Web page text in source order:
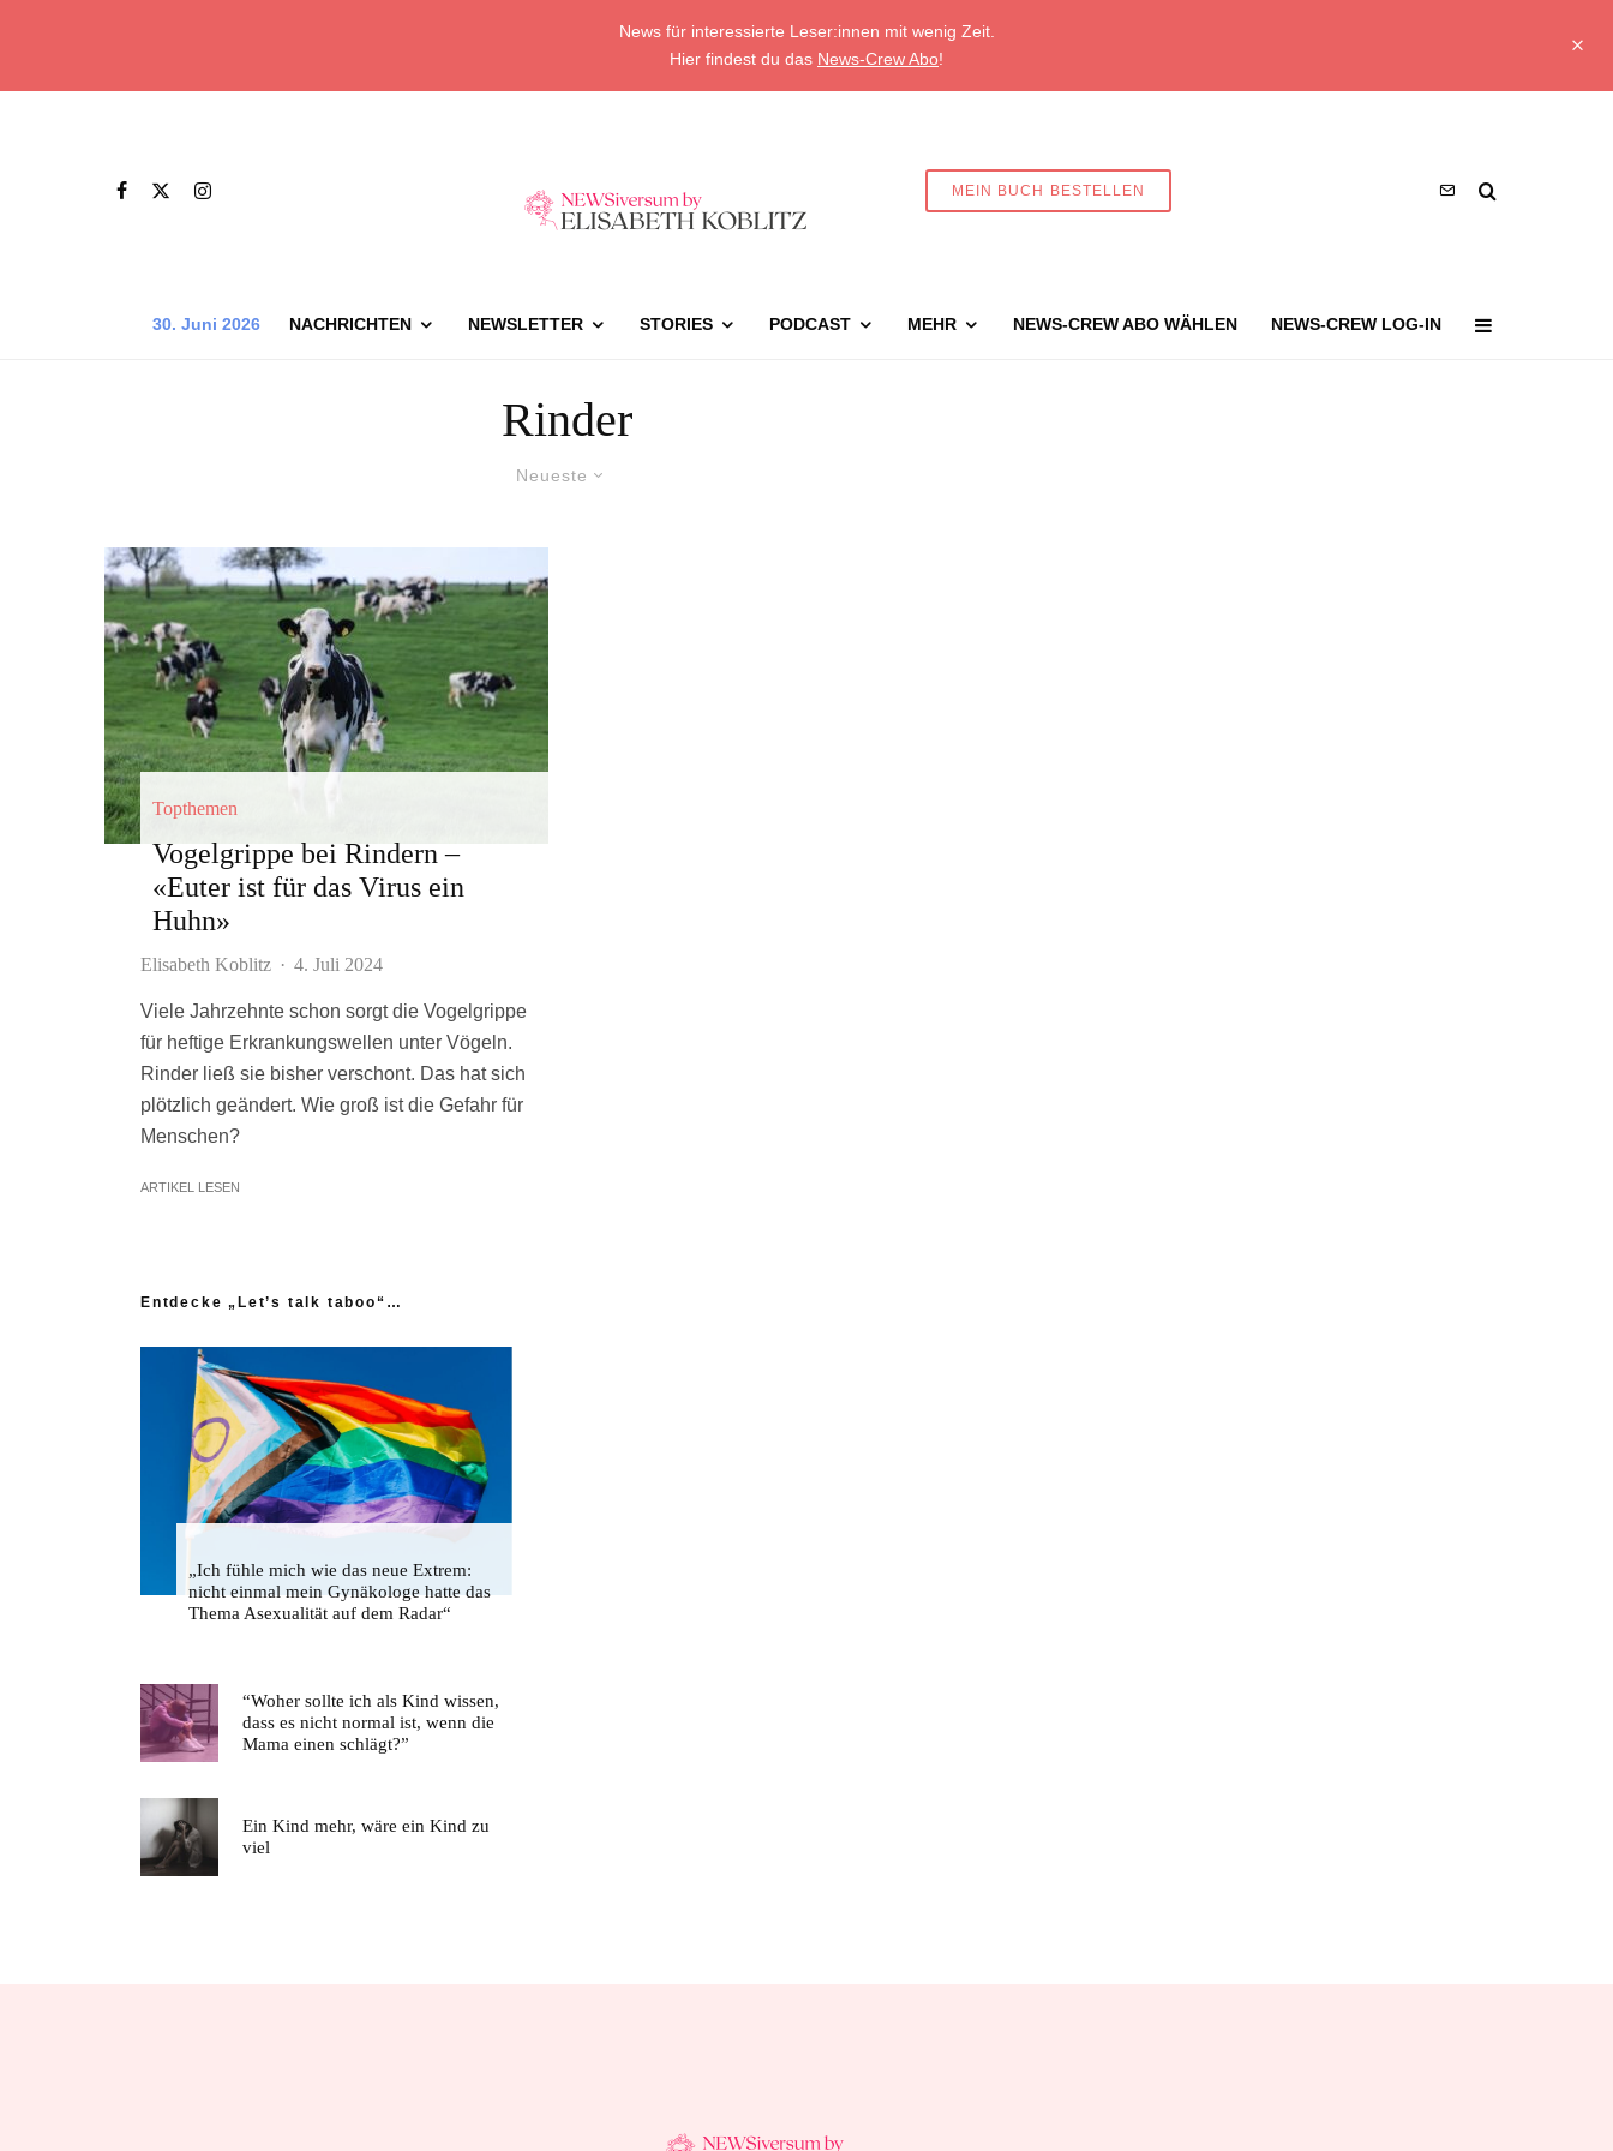
News für interessierte Leser:innen mit wenig Zeit.
Hier findest du das News-Crew Abo!
MEIN BUCH BESTELLEN
30. Juni 2026 NACHRICHTEN NEWSLETTER STORIES PODCAST MEHR NEWS-CREW ABO WÄHLEN NEWS-CREW LOG-IN
Rinder
Neueste
Topthemen
Vogelgrippe bei Rindern –
«Euter ist für das Virus ein
Huhn»
Elisabeth Koblitz · 4. Juli 2024
Viele Jahrzehnte schon sorgt die Vogelgrippe
für heftige Erkrankungswellen unter Vögeln.
Rinder ließ sie bisher verschont. Das hat sich
plötzlich geändert. Wie groß ist die Gefahr für
Menschen?
ARTIKEL LESEN
Entdecke „Let’s talk taboo“…
„Ich fühle mich wie das neue Extrem:
nicht einmal mein Gynäkologe hatte das
Thema Asexualität auf dem Radar“
“Woher sollte ich als Kind wissen,
dass es nicht normal ist, wenn die
Mama einen schlägt?”
Ein Kind mehr, wäre ein Kind zu
viel